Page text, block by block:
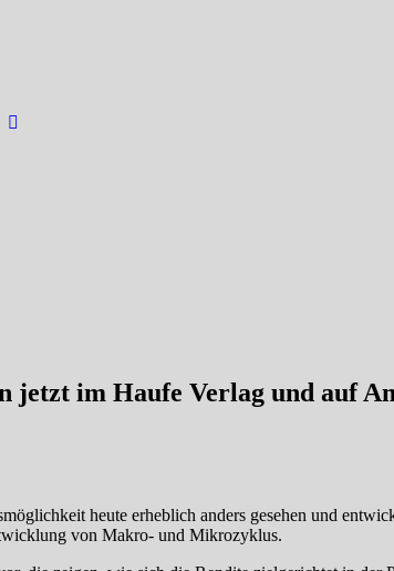
jetzt im Haufe Verlag und auf
heute erheblich anders gesehen und
von Makro- und Mikrozyklus.